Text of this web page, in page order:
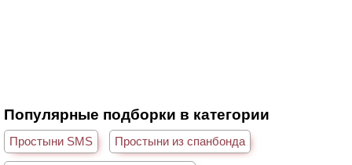
Популярные подборки в категории
Простыни SMS Простыни из спанбонда